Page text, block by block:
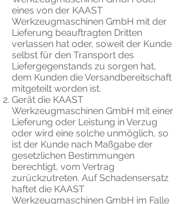
eines von der KAAST
Werkzeugmaschinen GmbH mit der
Lieferung beauftragten Dritten
verlassen hat oder, soweit der Kunde
selbst für den Transport des
Liefergegenstands zu sorgen hat,
dem Kunden die Versandbereitschaft
mitgeteilt worden ist.
Gerät die KAAST
Werkzeugmaschinen GmbH mit einer
Lieferung oder Leistung in Verzug
oder wird eine solche unmöglich, so
ist der Kunde nach Maßgabe der
gesetzlichen Bestimmungen
berechtigt, vom Vertrag
zurückzutreten. Auf Schadensersatz
haftet die KAAST
Werkzeugmaschinen GmbH im Falle